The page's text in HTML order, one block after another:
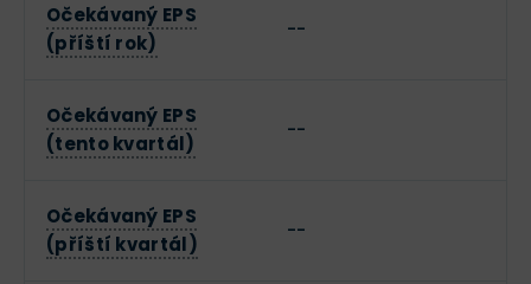
Očekávaný EPS
(příští rok)
--
Očekávaný EPS
(tento kvartál)
--
Očekávaný EPS
(příští kvartál)
--